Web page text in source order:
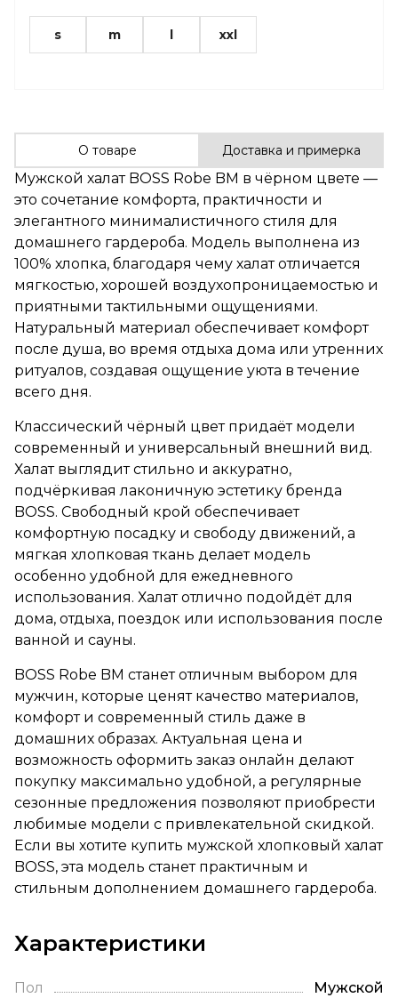
s m l xxl
О товаре Доставка и примерка
Мужской халат BOSS Robe BM в чёрном цвете —
это сочетание комфорта, практичности и
элегантного минималистичного стиля для
домашнего гардероба. Модель выполнена из
100% хлопка, благодаря чему халат отличается
мягкостью, хорошей воздухопроницаемостью и
приятными тактильными ощущениями.
Натуральный материал обеспечивает комфорт
после душа, во время отдыха дома или утренних
ритуалов, создавая ощущение уюта в течение
всего дня.
Классический чёрный цвет придаёт модели
современный и универсальный внешний вид.
Халат выглядит стильно и аккуратно,
подчёркивая лаконичную эстетику бренда
BOSS. Свободный крой обеспечивает
комфортную посадку и свободу движений, а
мягкая хлопковая ткань делает модель
особенно удобной для ежедневного
использования. Халат отлично подойдёт для
дома, отдыха, поездок или использования после
ванной и сауны.
BOSS Robe BM станет отличным выбором для
мужчин, которые ценят качество материалов,
комфорт и современный стиль даже в
домашних образах. Актуальная цена и
возможность оформить заказ онлайн делают
покупку максимально удобной, а регулярные
сезонные предложения позволяют приобрести
любимые модели с привлекательной скидкой.
Если вы хотите купить мужской хлопковый халат
BOSS, эта модель станет практичным и
стильным дополнением домашнего гардероба.
Характеристики
Пол Мужской